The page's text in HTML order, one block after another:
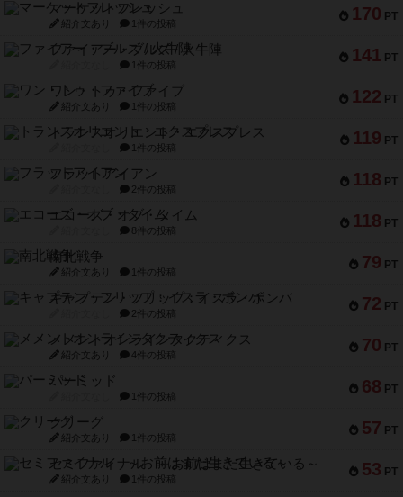
170 PT
マーケットフレッシュ
紹介文あり 1件の投稿
141 PT
ファイアー・ブルズ / 火牛陣
1件の投稿
122 PT
ワン・トゥ・ファイブ
紹介文あり 1件の投稿
119 PT
トランスオリエント・エクスプレス
1件の投稿
118 PT
フラットアイアン
2件の投稿
118 PT
エコーズ・オブ・タイム
8件の投稿
79 PT
南北戦争
紹介文あり 1件の投稿
72 PT
キャプテン・フリップ：イスラ・ボンバ
2件の投稿
70 PT
メメントオンラインタクティクス
紹介文あり 4件の投稿
68 PT
パーミッド
1件の投稿
57 PT
クリーグ
紹介文あり 1件の投稿
53 PT
セミファイナル ～お前はまだ生きている～
紹介文あり 1件の投稿